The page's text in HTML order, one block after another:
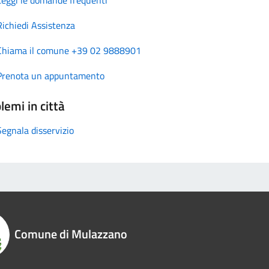
Assistenza
il comune +39 02 9888901
un appuntamento
in città
disservizio
Comune di Mulazzano